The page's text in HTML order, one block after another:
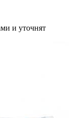
и уточнят